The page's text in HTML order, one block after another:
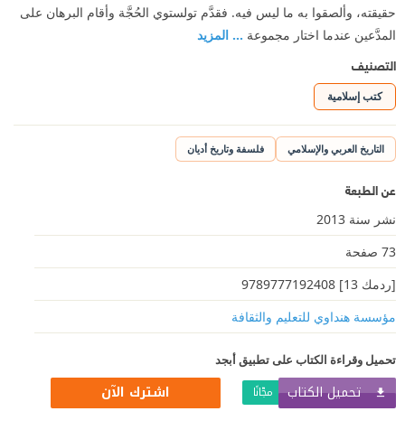
حقيقته، وألصقوا به ما ليس فيه. فقدَّم تولستوي الحُجَّة وأقام البرهان على
المدَّعين عندما اختار مجموعة ... المزيد
التصنيف
كتب إسلامية
التاريخ العربي والإسلامي فلسفة وتاريخ أديان
عن الطبعة
نشر سنة 2013
73 صفحة
[ردمك 13] 9789777192408
مؤسسة هنداوي للتعليم والثقافة
تحميل وقراءة الكتاب على تطبيق أبجد
تحميل الكتاب مجّانًا اشترك الآن